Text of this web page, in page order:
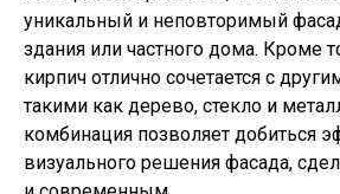
уникальный и неповторимый
здания или частного дома. Кроме
кирпич отлично сочетается с
такими как дерево, стекло и
комбинация позволяет добиться
визуального решения фасада,